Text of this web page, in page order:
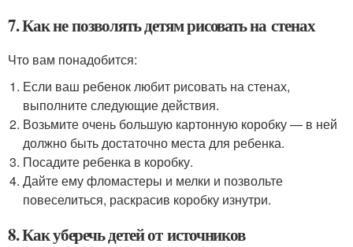
7. Как не позволять детям рисовать на стенах
Что вам понадобится:
Если ваш ребенок любит рисовать на стенах,
выполните следующие действия.
Возьмите очень большую картонную коробку — в ней
должно быть достаточно места для ребенка.
Посадите ребенка в коробку.
Дайте ему фломастеры и мелки и позвольте
повеселиться, раскрасив коробку изнутри.
8. Как уберечь детей от источников